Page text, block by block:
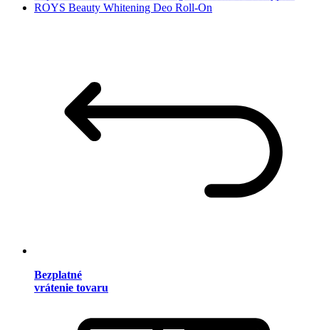
ROYS Beauty Whitening Deo Roll-On
Bezplatné
vrátenie tovaru